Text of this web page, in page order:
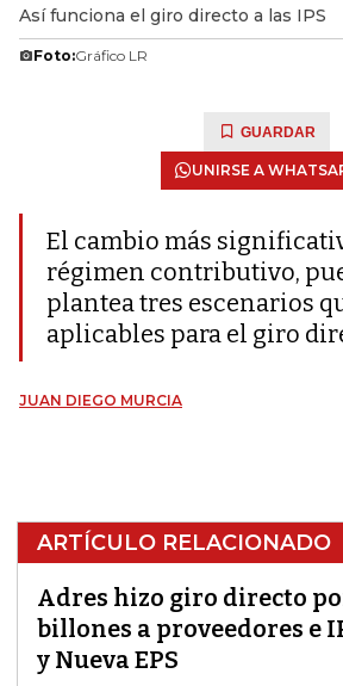
Así funciona el giro directo a las IPS
Foto:Gráfico LR
GUARDAR
UNIRSE A
El cambio más
régimen contributivo,
plantea tres escenarios
aplicables para el giro
JUAN DIEGO MURCIA
ARTÍCULO RELACIONADO
Adres hizo giro directo
billones a proveedores e
y Nueva EPS